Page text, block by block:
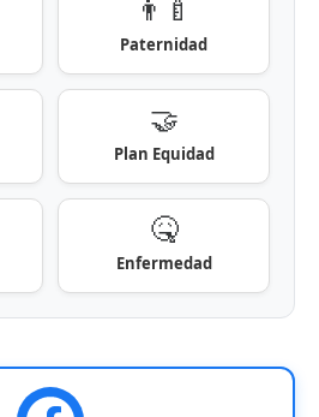
👨‍🍼
Paternidad
🤝
Plan Equidad
🤒
Enfermedad